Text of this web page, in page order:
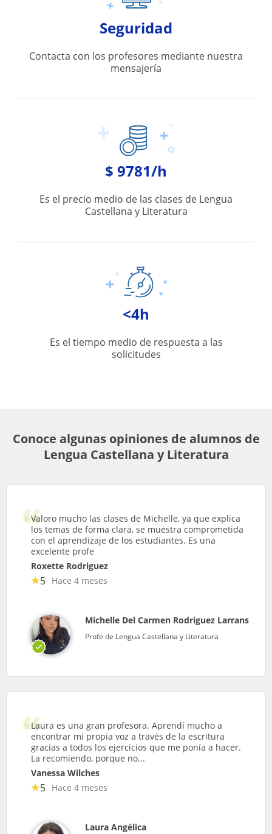
Seguridad
Contacta con los profesores mediante nuestra
mensajería
$ 9781/h
Es el precio medio de las clases de Lengua
Castellana y Literatura
<4h
Es el tiempo medio de respuesta a las
solicitudes
Conoce algunas opiniones de alumnos de
Lengua Castellana y Literatura
Valoro mucho las clases de Michelle, ya que explica
los temas de forma clara, se muestra comprometida
con el aprendizaje de los estudiantes. Es una
excelente profe
Roxette Rodriguez
5 Hace 4 meses
Michelle Del Carmen Rodriguez Larrans
Profe de Lengua Castellana y Literatura
Laura es una gran profesora. Aprendí mucho a
encontrar mi propia voz a través de la escritura
gracias a todos los ejercicios que me ponía a hacer.
La recomiendo, porque no...
Vanessa Wilches
5 Hace 4 meses
Laura Angélica